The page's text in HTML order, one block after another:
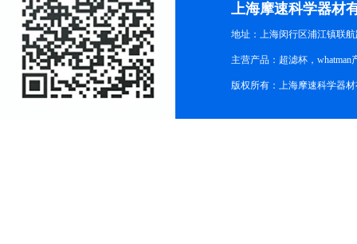
上海摩速科学器材
地址：上海闵行区浦江镇联航
主营产品：超滤杯，
版权所有：上海摩速科学器